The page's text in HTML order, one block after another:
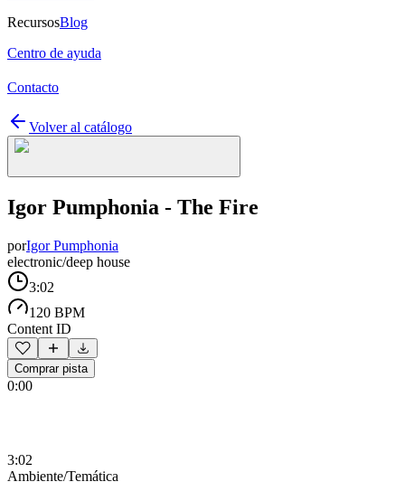
RecursosBlog
Centro de ayuda
Contacto
Volver al catálogo
Igor Pumphonia - The Fire
porIgor Pumphonia
electronic/deep house
3:02
120 BPM
Content ID
Comprar pista
0:00
3:02
Ambiente/Temática